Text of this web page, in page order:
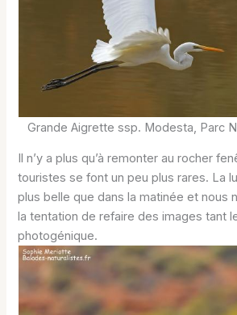
Grande Aigrette ssp. Modesta, Parc
Il n’y a plus qu’à remonter au rocher
touristes se font un peu plus rares. La
plus belle que dans la matinée et nous
la tentation de refaire des images tant
photogénique.